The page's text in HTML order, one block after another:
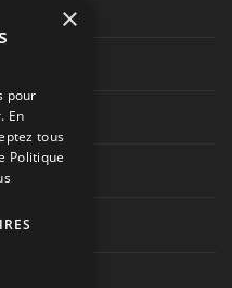
×
pour
En
tous
Politique